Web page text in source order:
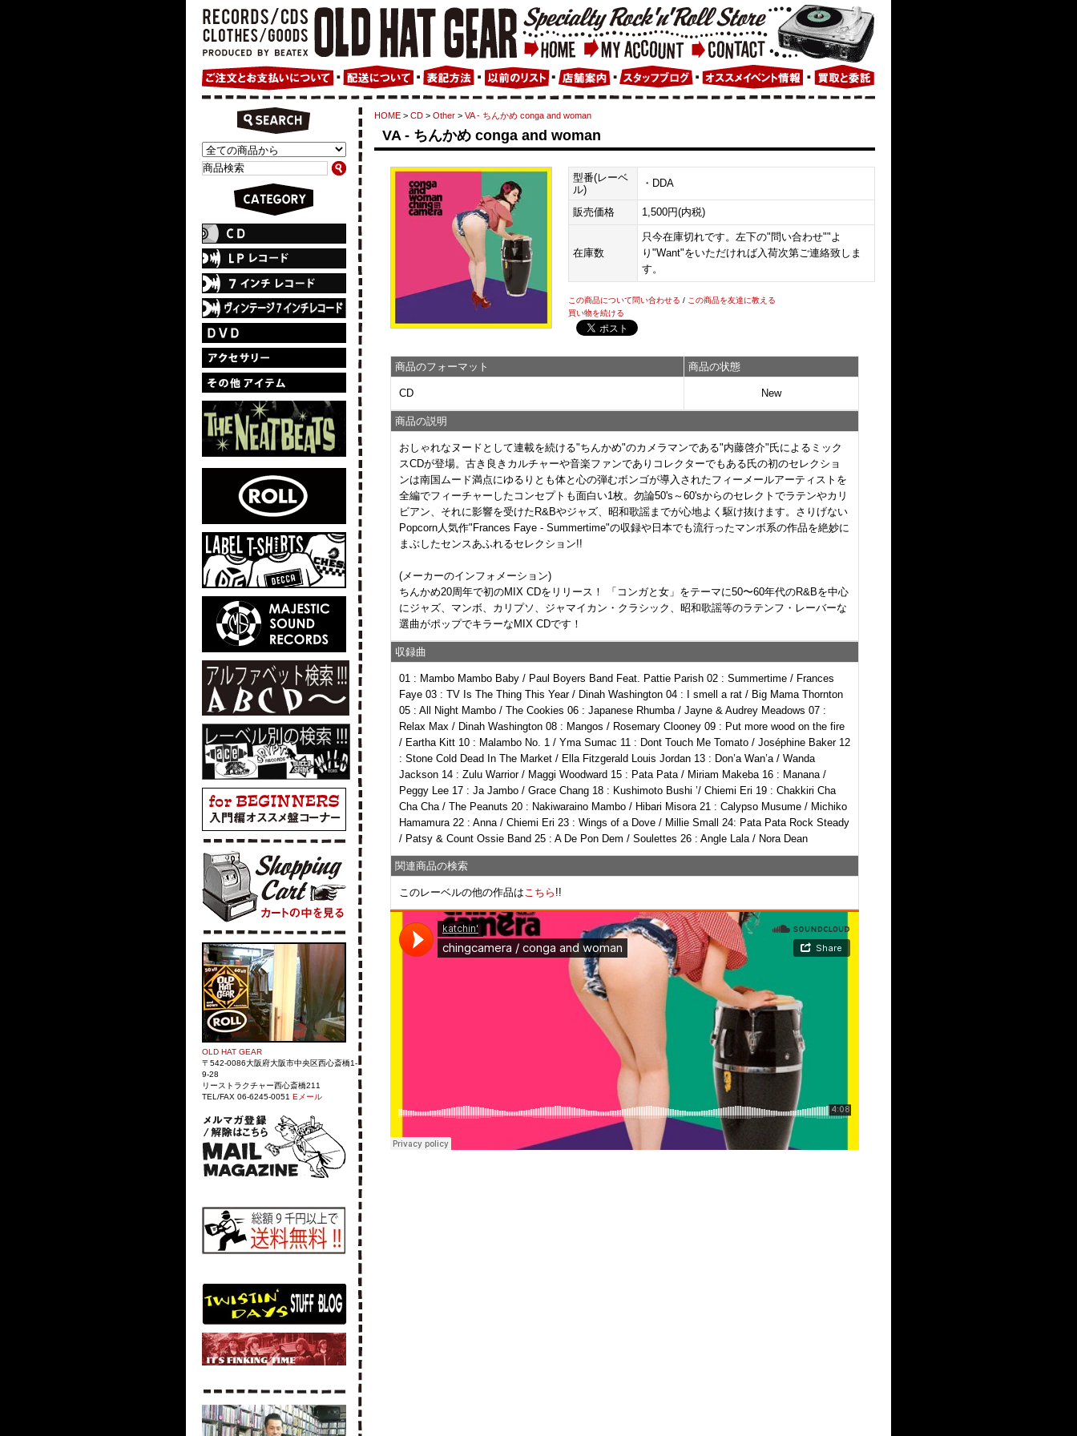
OLD HAT GEAR
〒542-0086大阪府大阪市中央区西心斎橋1-
9-28
リーストラクチャー西心斎橋211
TEL/FAX 06-6245-0051 Eメール
HOME > CD > Other > VA - ちんかめ conga and woman
VA - ちんかめ conga and woman
型番(レーベ
ル)
・DDA
販売価格 1,500円(内税)
在庫数
只今在庫切れです。左下の"問い合わせ""よ
り"Want"をいただければ入荷次第ご連絡致しま
す。
この商品について問い合わせる / この商品を友達に教える
買い物を続ける
商品のフォーマット 商品の状態
CD New
商品の説明
おしゃれなヌードとして連載を続ける"ちんかめ"のカメラマンである"内藤啓介"氏によるミック
スCDが登場。古き良きカルチャーや音楽ファンでありコレクターでもある氏の初のセレクショ
ンは南国ムード満点にゆるりとも体と心の弾むボンゴが導入されたフィーメールアーティストを
全編でフィーチャーしたコンセプトも面白い1枚。勿論50's～60'sからのセレクトでラテンやカリ
ビアン、それに影響を受けたR&Bやジャズ、昭和歌謡までが心地よく駆け抜けます。さりげない
Popcorn人気作"Frances Faye - Summertime"の収録や日本でも流行ったマンボ系の作品を絶妙に
まぶしたセンスあふれるセレクション!!
(メーカーのインフォメーション)
ちんかめ20周年で初のMIX CDをリリース！ 「コンガと女」をテーマに50〜60年代のR&Bを中心
にジャズ、マンボ、カリプソ、ジャマイカン・クラシック、昭和歌謡等のラテンフ・レーバーな
選曲がポップでキラーなMIX CDです！
収録曲
01 : Mambo Mambo Baby / Paul Boyers Band Feat. Pattie Parish 02 : Summertime / Frances
Faye 03 : TV Is The Thing This Year / Dinah Washington 04 : I smell a rat / Big Mama Thornton
05 : All Night Mambo / The Cookies 06 : Japanese Rhumba / Jayne & Audrey Meadows 07 :
Relax Max / Dinah Washington 08 : Mangos / Rosemary Clooney 09 : Put more wood on the fire
/ Eartha Kitt 10 : Malambo No. 1 / Yma Sumac 11 : Dont Touch Me Tomato / Joséphine Baker 12
: Stone Cold Dead In The Market / Ella Fitzgerald Louis Jordan 13 : Don’a Wan’a / Wanda
Jackson 14 : Zulu Warrior / Maggi Woodward 15 : Pata Pata / Miriam Makeba 16 : Manana /
Peggy Lee 17 : Ja Jambo / Grace Chang 18 : Kushimoto Bushi ’/ Chiemi Eri 19 : Chakkiri Cha
Cha Cha / The Peanuts 20 : Nakiwaraino Mambo / Hibari Misora 21 : Calypso Musume / Michiko
Hamamura 22 : Anna / Chiemi Eri 23 : Wings of a Dove / Millie Small 24: Pata Pata Rock Steady
/ Patsy & Count Ossie Band 25 : A De Pon Dem / Soulettes 26 : Angle Lala / Nora Dean
関連商品の検索
このレーベルの他の作品はこちら !!